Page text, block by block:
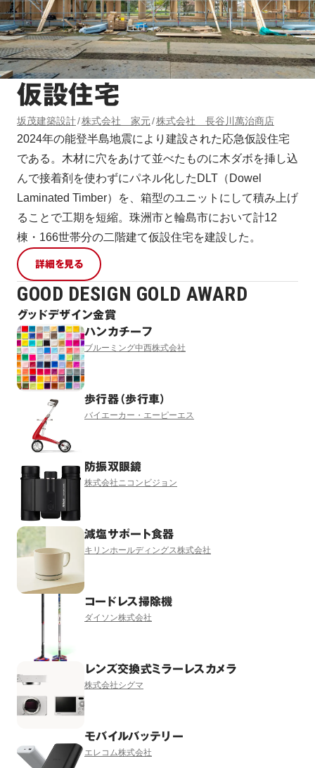
仮設住宅
坂茂建築設計 株式会社 家元 株式会社 長谷川萬治商店
2024年の能登半島地震により建設された応急仮設住宅
である。木材に穴をあけて並べたものに木ダボを挿し込
んで接着剤を使わずにパネル化したDLT（Dowel
Laminated Timber）を、箱型のユニットにして積み上げ
ることで工期を短縮。珠洲市と輪島市において計12
棟・166世帯分の二階建て仮設住宅を建設した。
詳細を見る
GOOD DESIGN GOLD AWARD
グッドデザイン金賞
ハンカチーフ
ブルーミング中西株式会社
歩行器（歩行車）
バイエーカー・エーピーエス
防振双眼鏡
株式会社ニコンビジョン
減塩サポート食器
キリンホールディングス株式会社
コードレス掃除機
ダイソン株式会社
レンズ交換式ミラーレスカメラ
株式会社シグマ
モバイルバッテリー
エレコム株式会社